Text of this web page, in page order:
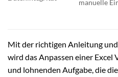
manuelle
Mit der richtigen Anleitung
wird das Anpassen einer Excel
und lohnenden Aufgabe, die